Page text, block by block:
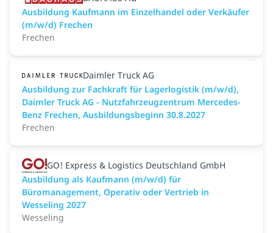
Ausbildung Kaufmann im Einzelhandel oder Verkäufer
(m/w/d) Frechen
Frechen
Daimler Truck AG
Ausbildung zur Fachkraft für Lagerlogistik (m/w/d),
Daimler Truck AG - Nutzfahrzeugzentrum Mercedes-
Benz Frechen, Ausbildungsbeginn 30.8.2027
Frechen
GO! Express & Logistics Deutschland GmbH
Ausbildung als Kaufmann (m/w/d) für
Büromanagement, Operativ oder Vertrieb in
Wesseling 2027
Wesseling